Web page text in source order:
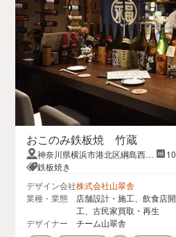
おこのみ鉄板焼 竹蔵
神奈川県横浜市港北区綱島西1-
2-5
鉄板焼き
デザイン会社株式会社山翠舎
業種・業態
店舗設計・施工、飲食店
工、古民家買取・再生
デザイナー
チーム山翠舎